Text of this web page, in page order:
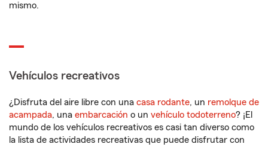
mismo.
Vehículos recreativos
¿Disfruta del aire libre con una casa rodante, un remolque de
acampada, una embarcación o un vehículo todoterreno? ¡El
mundo de los vehículos recreativos es casi tan diverso como
la lista de actividades recreativas que puede disfrutar con